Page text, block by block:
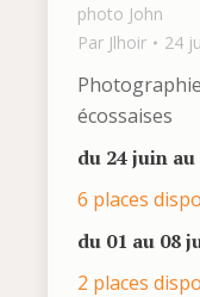
photo John
Par Jlhoir 24
écossaises
du 24 juin
6 places
du 01 au 08
2 places